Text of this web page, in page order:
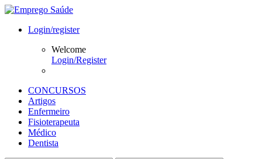
Login/register
Welcome
Login/Register
CONCURSOS
Artigos
Enfermeiro
Fisioterapeuta
Médico
Dentista